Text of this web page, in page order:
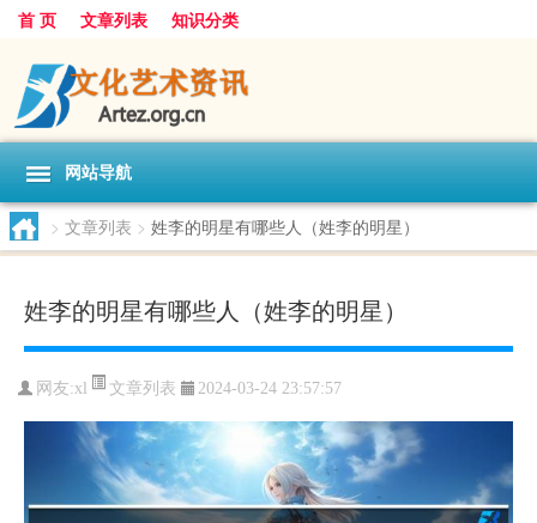
首 页 文章列表 知识分类
网站导航
> 文章列表 > 姓李的明星有哪些人（姓李的明星）
姓李的明星有哪些人（姓李的明星）
网友:xl 文章列表 2024-03-24 23:57:57